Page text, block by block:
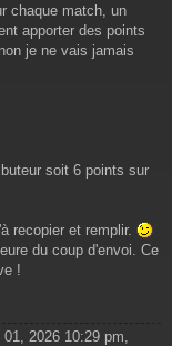
chaque match, un
apporter des points
je ne vais jamais
soit 6 points sur
recopier et remplir.
du coup d'envoi. Ce
!
01, 2026 10:29 pm,